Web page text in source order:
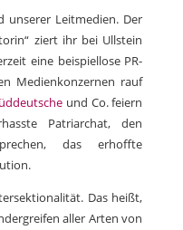
unserer Leitmedien. Der
ziert ihr bei Ullstein
eine beispiellose PR-
Medienkonzernen rauf
und Co. feiern
Patriarchat, den
das erhoffte
Das heißt,
aller Arten von